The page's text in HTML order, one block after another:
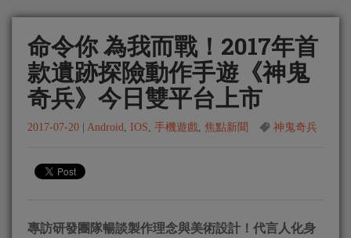
命令你 為我而戰！2017年首
款遺跡探險動作手遊《神鬼
奇兵》今日雙平台上市
2017-07-20 Android, IOS, 手機遊戲, 焦點新聞 神鬼奇兵
專訪研發團隊暢談製作理念與美術設計！代言人化身